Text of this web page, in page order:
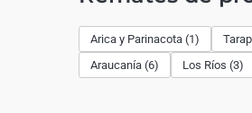
Arica y Parinacota (1)
Araucanía (6)
Los Ríos (3)